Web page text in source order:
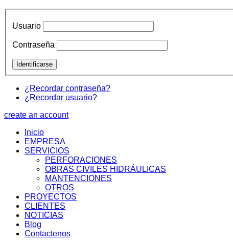
Usuario
Contraseña
¿Recordar contraseña?
¿Recordar usuario?
create an account
Inicio
EMPRESA
SERVICIOS
PERFORACIONES
OBRAS CIVILES HIDRÁULICAS
MANTENCIONES
OTROS
PROYECTOS
CLIENTES
NOTICIAS
Blog
Contactenos